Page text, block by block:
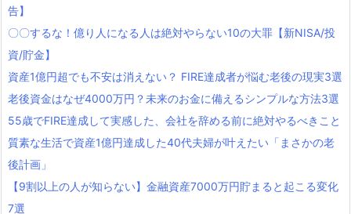
告】
〇〇するな！億り人になる人は絶対やらない10の大罪【新NISA/投
資/貯金】
資産1億円超でも不安は消えない？ FIRE達成者が悩む老後の現実3選
老後資金はなぜ4000万円？未来のお金に備えるシンプルな方法3選
55歳でFIRE達成して実感した、会社を辞める前に絶対やるべきこと
質素な生活で資産1億円達成した40代夫婦が叶えたい「まさかの老
後計画」
【9割以上の人が知らない】金融資産7000万円貯まると起こる変化
7選